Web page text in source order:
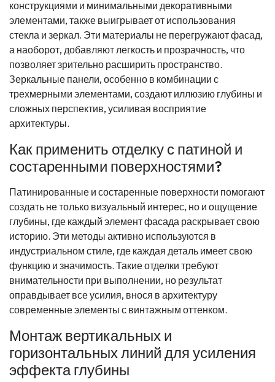
конструкциями и минимальными декоративными
элементами, также выигрывает от использования
стекла и зеркал. Эти материалы не перегружают фасад,
а наоборот, добавляют легкость и прозрачность, что
позволяет зрительно расширить пространство.
Зеркальные панели, особенно в комбинации с
трехмерными элементами, создают иллюзию глубины и
сложных перспектив, усиливая восприятие
архитектуры.
Как применить отделку с патиной и
состаренными поверхностями?
Патинированные и состаренные поверхности помогают
создать не только визуальный интерес, но и ощущение
глубины, где каждый элемент фасада раскрывает свою
историю. Эти методы активно используются в
индустриальном стиле, где каждая деталь имеет свою
функцию и значимость. Такие отделки требуют
внимательности при выполнении, но результат
оправдывает все усилия, внося в архитектуру
современные элементы с винтажным оттенком.
Монтаж вертикальных и
горизонтальных линий для усиления
эффекта глубины